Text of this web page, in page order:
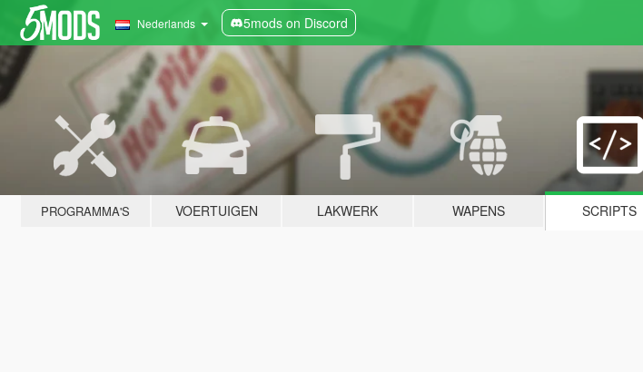
Nederlands 5mods on Discord
PROGRAMMA'S VOERTUIGEN LAKWERK WAPENS SCRIPTS